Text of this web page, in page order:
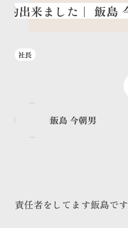
社長
飯島 今朝男
責任者をしてます飯島です